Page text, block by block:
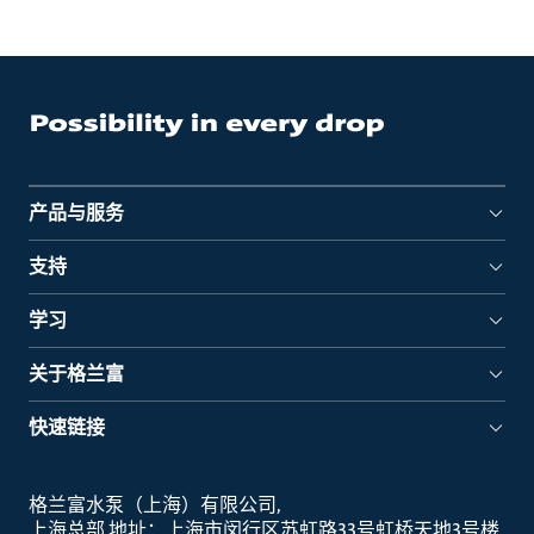
产品与服务
支持
学习
关于格兰富
快速链接
格兰富水泵（上海）有限公司